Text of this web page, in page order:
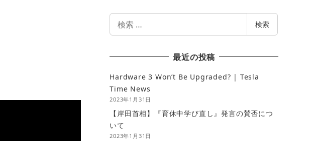
検索
最近の投稿
Hardware 3 Won’t Be Upgraded? | Tesla
Time News
2023年1月31日
【岸田首相】『育休中学び直し』発言の賛否につ
いて
2023年1月31日